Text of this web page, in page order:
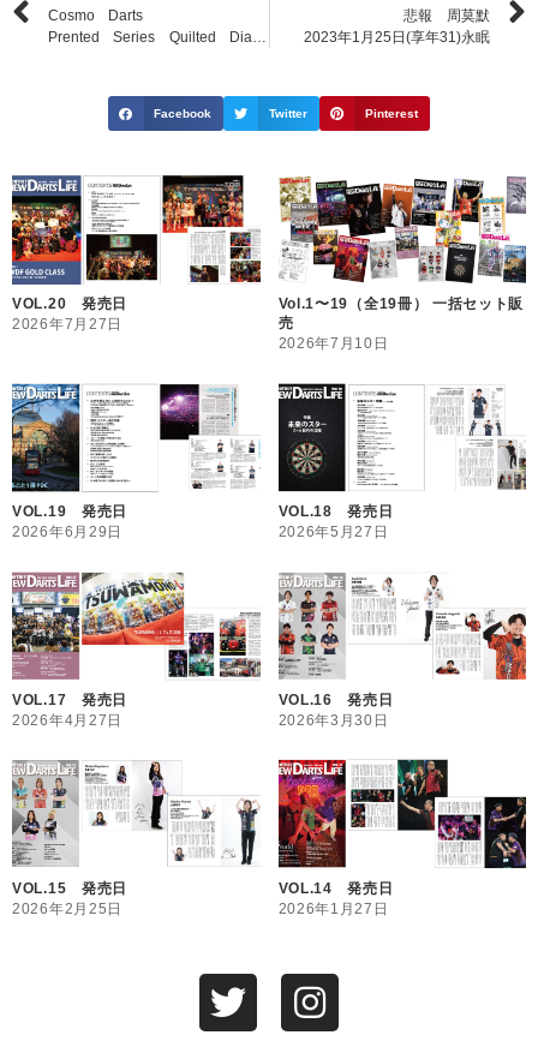
Cosmo Darts
Prented Series Quilted Diamonds
悲報 周莫默
2023年1月25日(享年31)永眠
Facebook Twitter Pinterest
VOL.20 発売日
2026年7月27日
Vol.1〜19（全19冊） 一括セット販
売
2026年7月10日
VOL.19 発売日
2026年6月29日
VOL.18 発売日
2026年5月27日
VOL.17 発売日
2026年4月27日
VOL.16 発売日
2026年3月30日
VOL.15 発売日
2026年2月25日
VOL.14 発売日
2026年1月27日